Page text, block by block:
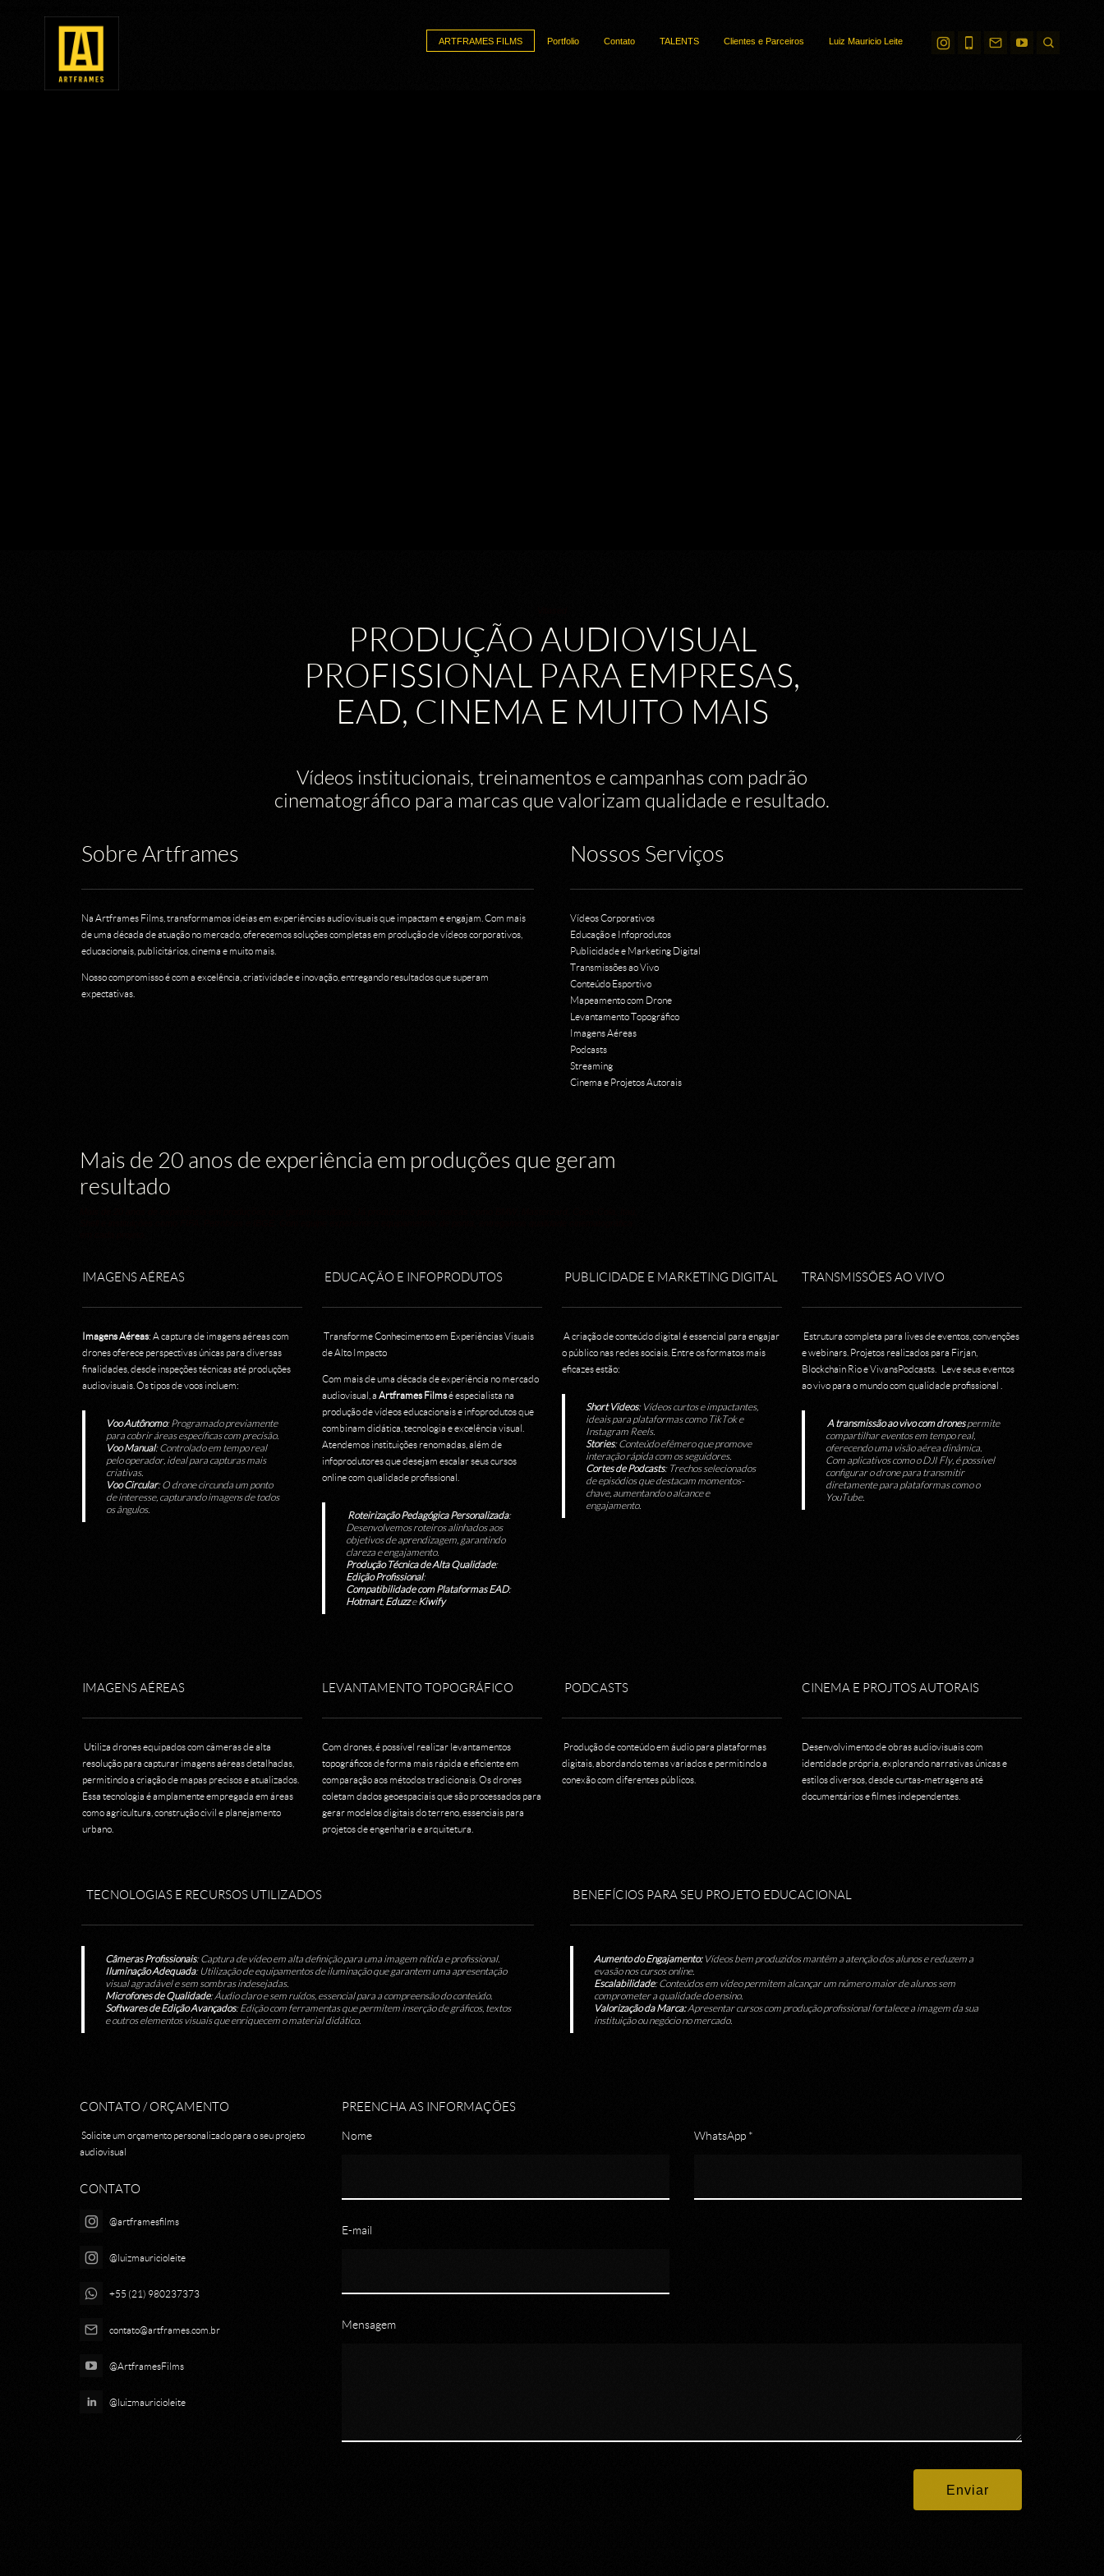
ARTFRAMES FILMS Portfolio Contato TALENTS Clientes e Parceiros Luiz Mauricio Leite
PRODUÇÃO AUDIOVISUAL
PROFISSIONAL PARA EMPRESAS,
EAD, CINEMA E MUITO MAIS
Vídeos institucionais, treinamentos e campanhas com padrão
cinematográfico para marcas que valorizam qualidade e resultado.
Sobre Artframes
Na Artframes Films, transformamos ideias em experiências audiovisuais que impactam e engajam. Com mais
de uma década de atuação no mercado, oferecemos soluções completas em produção de vídeos corporativos,
educacionais, publicitários, cinema e muito mais.
Nosso compromisso é com a excelência, criatividade e inovação, entregando resultados que superam
expectativas.
Nossos Serviços
Vídeos Corporativos
Educação e Infoprodutos
Publicidade e Marketing Digital
Transmissões ao Vivo
Conteúdo Esportivo
Mapeamento com Drone
Levantamento Topográfico
Imagens Aéreas
Podcasts
Streaming
Cinema e Projetos Autorais
Mais de 20 anos de experiência em produções que geram
resultado
IMAGENS AÉREAS
Imagens Aéreas: A captura de imagens aéreas com
drones oferece perspectivas únicas para diversas
finalidades, desde inspeções técnicas até produções
audiovisuais. Os tipos de voos incluem:
Voo Autônomo: Programado previamente
para cobrir áreas específicas com precisão.
Voo Manual: Controlado em tempo real
pelo operador, ideal para capturas mais
criativas.
Voo Circular: O drone circunda um ponto
de interesse, capturando imagens de todos
os ângulos.
EDUCAÇÃO E INFOPRODUTOS
Transforme Conhecimento em Experiências Visuais
de Alto Impacto
Com mais de uma década de experiência no mercado
audiovisual, a Artframes Filmsé especialista na
produção de vídeos educacionais e infoprodutos que
combinam didática, tecnologia e excelência visual.
Atendemos instituições renomadas, além de
infoprodutores que desejam escalar seus cursos
online com qualidade profissional.
Roteirização Pedagógica Personalizada:
Desenvolvemos roteiros alinhados aos
objetivos de aprendizagem, garantindo
clareza e engajamento.
Produção Técnica de Alta Qualidade:
Edição Profissional:
Compatibilidade com Plataformas EAD:
Hotmart, EduzzeKiwify
PUBLICIDADE E MARKETING DIGITAL
A criação de conteúdo digital é essencial para engajar
o público nas redes sociais. Entre os formatos mais
eficazes estão:​
Short Videos: Vídeos curtos e impactantes,
ideais para plataformas como TikTok e
Instagram Reels.
Stories: Conteúdo efêmero que promove
interação rápida com os seguidores.
Cortes de Podcasts: Trechos selecionados
de episódios que destacam momentos-
chave, aumentando o alcance e
engajamento.
TRANSMISSÕES AO VIVO
Estrutura completa para lives de eventos, convenções
e webinars. Projetos realizados para Firjan,
Blockchain Rio e VivansPodcasts. Leve seus eventos
ao vivo para o mundo com qualidade profissional .
A transmissão ao vivo com dronespermite
compartilhar eventos em tempo real,
oferecendo uma visão aérea dinâmica.
Com aplicativos como o DJI Fly, é possível
configurar o drone para transmitir
diretamente para plataformas como o
YouTube.
IMAGENS AÉREAS
Utiliza drones equipados com câmeras de alta
resolução para capturar imagens aéreas detalhadas,
permitindo a criação de mapas precisos e atualizados.
Essa tecnologia é amplamente empregada em áreas
como agricultura, construção civil e planejamento
urbano.
LEVANTAMENTO TOPOGRÁFICO
Com drones, é possível realizar levantamentos
topográficos de forma mais rápida e eficiente em
comparação aos métodos tradicionais. Os drones
coletam dados geoespaciais que são processados para
gerar modelos digitais do terreno, essenciais para
projetos de engenharia e arquitetura.
PODCASTS
Produção de conteúdo em áudio para plataformas
digitais, abordando temas variados e permitindo a
conexão com diferentes públicos.​
CINEMA E PROJTOS AUTORAIS
Desenvolvimento de obras audiovisuais com
identidade própria, explorando narrativas únicas e
estilos diversos, desde curtas-metragens até
documentários e filmes independentes.
TECNOLOGIAS E RECURSOS UTILIZADOS
Câmeras Profissionais: Captura de vídeo em alta definição para uma imagem nítida e profissional.
Iluminação Adequada: Utilização de equipamentos de iluminação que garantem uma apresentação
visual agradável e sem sombras indesejadas.
Microfones de Qualidade: Áudio claro e sem ruídos, essencial para a compreensão do conteúdo.
Softwares de Edição Avançados: Edição com ferramentas que permitem inserção de gráficos, textos
e outros elementos visuais que enriquecem o material didático.
BENEFÍCIOS PARA SEU PROJETO EDUCACIONAL
Aumento do Engajamento: Vídeos bem produzidos mantêm a atenção dos alunos e reduzem a
evasão nos cursos online.
Escalabilidade: Conteúdos em vídeo permitem alcançar um número maior de alunos sem
comprometer a qualidade do ensino.
Valorização da Marca:Apresentar cursos com produção profissional fortalece a imagem da sua
instituição ou negócio no mercado.
CONTATO / ORÇAMENTO
Solicite um orçamento personalizado para o seu projeto
audiovisual
CONTATO
@artframesfilms
@luizmauricioleite
+55 (21) 980237373
contato@artframes.com.br
@ArtframesFilms
@luizmauricioleite
PREENCHA AS INFORMAÇÕES
Nome WhatsApp *
E-mail
Mensagem
Enviar